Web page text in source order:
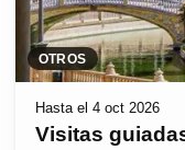
OTROS
Hasta el 4 oct 2026
Visitas